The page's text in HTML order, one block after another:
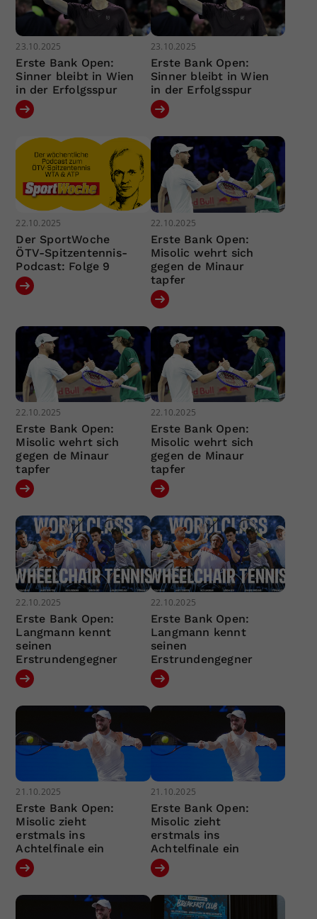
23.10.2025
Erste Bank Open:
Sinner bleibt in Wien
in der Erfolgsspur
23.10.2025
Erste Bank Open:
Sinner bleibt in Wien
in der Erfolgsspur
22.10.2025
Der SportWoche
ÖTV-Spitzentennis-
Podcast: Folge 9
22.10.2025
Erste Bank Open:
Misolic wehrt sich
gegen de Minaur
tapfer
22.10.2025
Erste Bank Open:
Misolic wehrt sich
gegen de Minaur
tapfer
22.10.2025
Erste Bank Open:
Misolic wehrt sich
gegen de Minaur
tapfer
22.10.2025
Erste Bank Open:
Langmann kennt
seinen
Erstrundengegner
22.10.2025
Erste Bank Open:
Langmann kennt
seinen
Erstrundengegner
21.10.2025
Erste Bank Open:
Misolic zieht
erstmals ins
Achtelfinale ein
21.10.2025
Erste Bank Open:
Misolic zieht
erstmals ins
Achtelfinale ein